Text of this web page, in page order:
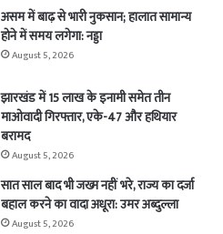
असम में बाढ़ से भारी नुकसान; हालात सामान्य
होने में समय लगेगा: नड्डा
August 5, 2026
झारखंड में 15 लाख के इनामी समेत तीन
माओवादी गिरफ्तार, एके-47 और हथियार
बरामद
August 5, 2026
सात साल बाद भी जख्म नहीं भरे, राज्य का दर्जा
बहाल करने का वादा अधूरा: उमर अब्दुल्ला
August 5, 2026